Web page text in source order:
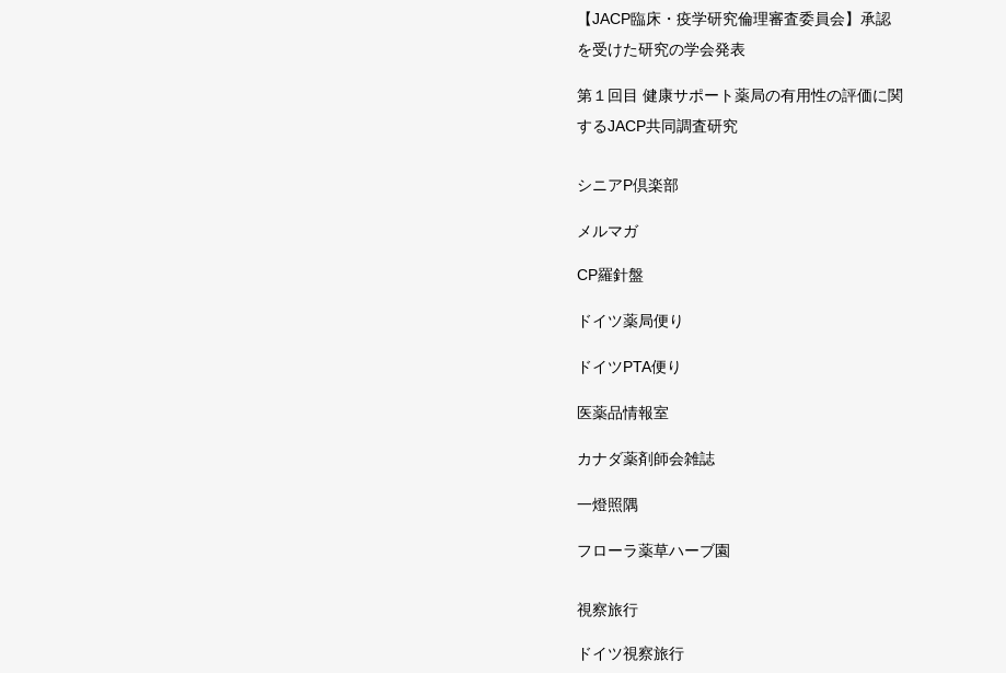
【JACP臨床・疫学研究倫理審査委員会】承認
を受けた研究の学会発表
第１回目 健康サポート薬局の有用性の評価に関
するJACP共同調査研究
シニアP倶楽部
メルマガ
CP羅針盤
ドイツ薬局便り
ドイツPTA便り
医薬品情報室
カナダ薬剤師会雑誌
一燈照隅
フローラ薬草ハーブ園
視察旅行
ドイツ視察旅行